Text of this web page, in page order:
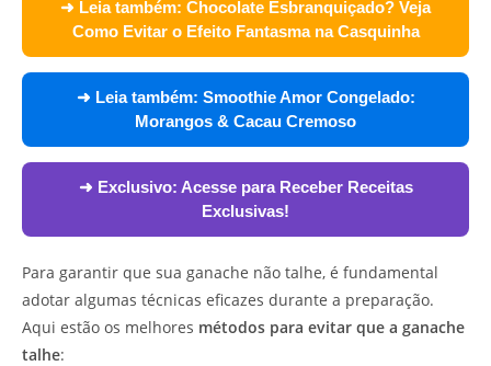
➜ Leia também: Chocolate Esbranquiçado? Veja
Como Evitar o Efeito Fantasma na Casquinha
➜ Leia também: Smoothie Amor Congelado:
Morangos & Cacau Cremoso
➜ Exclusivo: Acesse para Receber Receitas
Exclusivas!
Para garantir que sua ganache não talhe, é fundamental
adotar algumas técnicas eficazes durante a preparação.
Aqui estão os melhores métodos para evitar que a ganache
talhe: